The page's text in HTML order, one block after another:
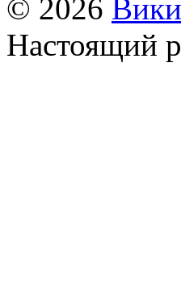
© 2026
Настоящий